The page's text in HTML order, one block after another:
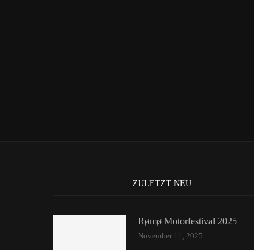
ZULETZT NEU:
Rømø Motorfestival 2025
November 11, 2025